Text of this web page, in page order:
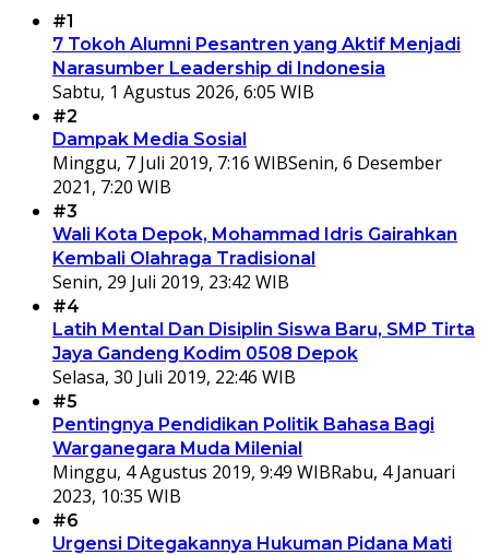
#1
7 Tokoh Alumni Pesantren yang Aktif Menjadi
Narasumber Leadership di Indonesia
Sabtu, 1 Agustus 2026, 6:05 WIB
#2
Dampak Media Sosial
Minggu, 7 Juli 2019, 7:16 WIBSenin, 6 Desember
2021, 7:20 WIB
#3
Wali Kota Depok, Mohammad Idris Gairahkan
Kembali Olahraga Tradisional
Senin, 29 Juli 2019, 23:42 WIB
#4
Latih Mental Dan Disiplin Siswa Baru, SMP Tirta
Jaya Gandeng Kodim 0508 Depok
Selasa, 30 Juli 2019, 22:46 WIB
#5
Pentingnya Pendidikan Politik Bahasa Bagi
Warganegara Muda Milenial
Minggu, 4 Agustus 2019, 9:49 WIBRabu, 4 Januari
2023, 10:35 WIB
#6
Urgensi Ditegakannya Hukuman Pidana Mati